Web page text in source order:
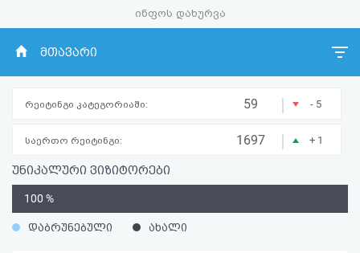
ავტორიზაცია
რეგისტრაცია
პაროლის
აღდგენა
HTML
ინფოს დახურვა
მთავარი
რეიტინგი კატეგორიაში: 59 | - 5
საერთო რეიტინგი: 1697 | + 1
უნიკალური ვიზიტორები
%
100 %
დაბრუნებული ახალი